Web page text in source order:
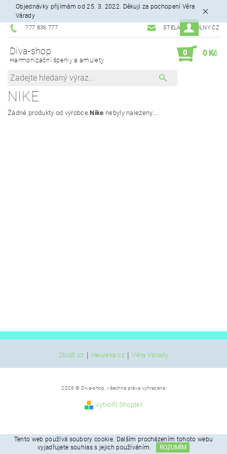
Objednávky přijímám od 25. 3. 2022. Děkuji za pochopení Věra
Várady
777 836 777 STELA99@VOLNY.CZ
Diva-shop
Harmonizační šperky a amulety
0 0 Kč
NIKE
Žádné produkty od výrobceNike nebyly nalezeny....
Zboží.cz | Heureka.cz | Věra Várady
2026 © Diva-shop, všechna práva vyhrazena
Vytvořil Shoptet
Tento web používá soubory cookie. Dalším procházením tohoto webu
vyjadřujete souhlas s jejich používáním.
ROZUMÍM